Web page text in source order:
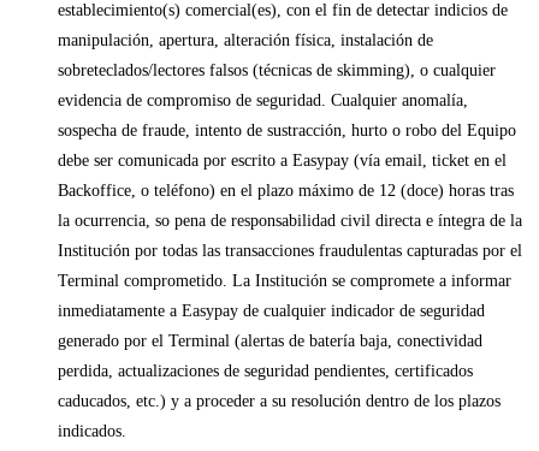
establecimiento(s) comercial(es), con el fin de detectar indicios de
manipulación, apertura, alteración física, instalación de
sobreteclados/lectores falsos (técnicas de skimming), o cualquier
evidencia de compromiso de seguridad. Cualquier anomalía,
sospecha de fraude, intento de sustracción, hurto o robo del Equipo
debe ser comunicada por escrito a Easypay (vía email, ticket en el
Backoffice, o teléfono) en el plazo máximo de 12 (doce) horas tras
la ocurrencia, so pena de responsabilidad civil directa e íntegra de la
Institución por todas las transacciones fraudulentas capturadas por el
Terminal comprometido. La Institución se compromete a informar
inmediatamente a Easypay de cualquier indicador de seguridad
generado por el Terminal (alertas de batería baja, conectividad
perdida, actualizaciones de seguridad pendientes, certificados
caducados, etc.) y a proceder a su resolución dentro de los plazos
indicados.